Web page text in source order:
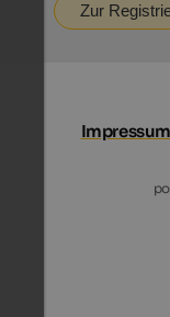
Zur
Impressum